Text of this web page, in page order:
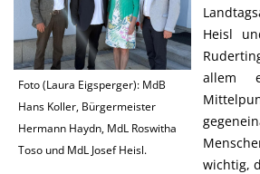
Foto (Laura Eigsperger): MdB
Hans Koller, Bürgermeister
Hermann Haydn, MdL Roswitha
Toso und MdL Josef Heisl.
Heisl
allem
wichtig,